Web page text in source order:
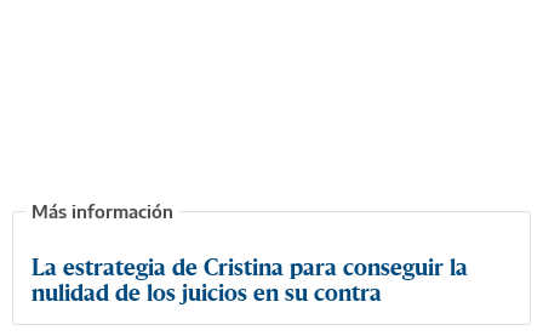
La estrategia de Cristina para conseguir la
nulidad de los juicios en su contra